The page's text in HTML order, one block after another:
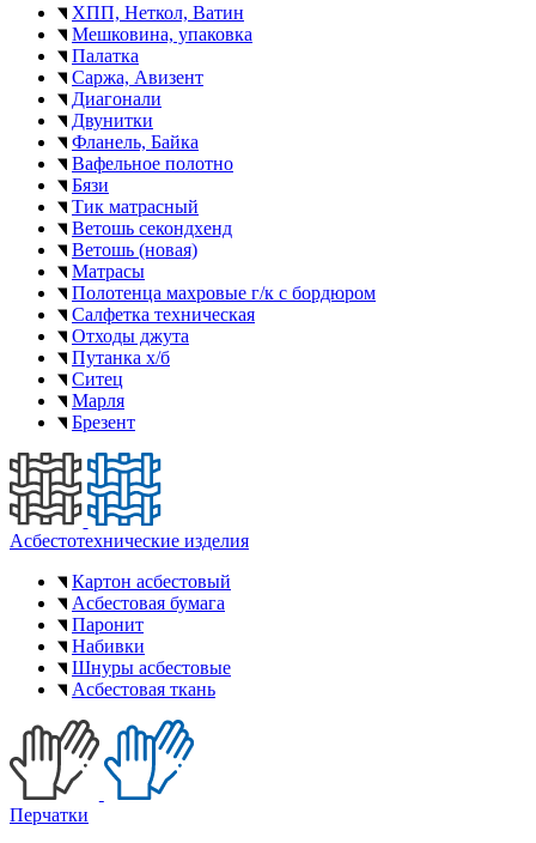
ХПП, Неткол, Ватин
Мешковина, упаковка
Палатка
Саржа, Авизент
Диагонали
Двунитки
Фланель, Байка
Вафельное полотно
Бязи
Тик матрасный
Ветошь секондхенд
Ветошь (новая)
Матрасы
Полотенца махровые г/к с бордюром
Салфетка техническая
Отходы джута
Путанка х/б
Ситец
Марля
Брезент
Асбестотехнические изделия
Картон асбестовый
Асбестовая бумага
Паронит
Набивки
Шнуры асбестовые
Асбестовая ткань
Перчатки